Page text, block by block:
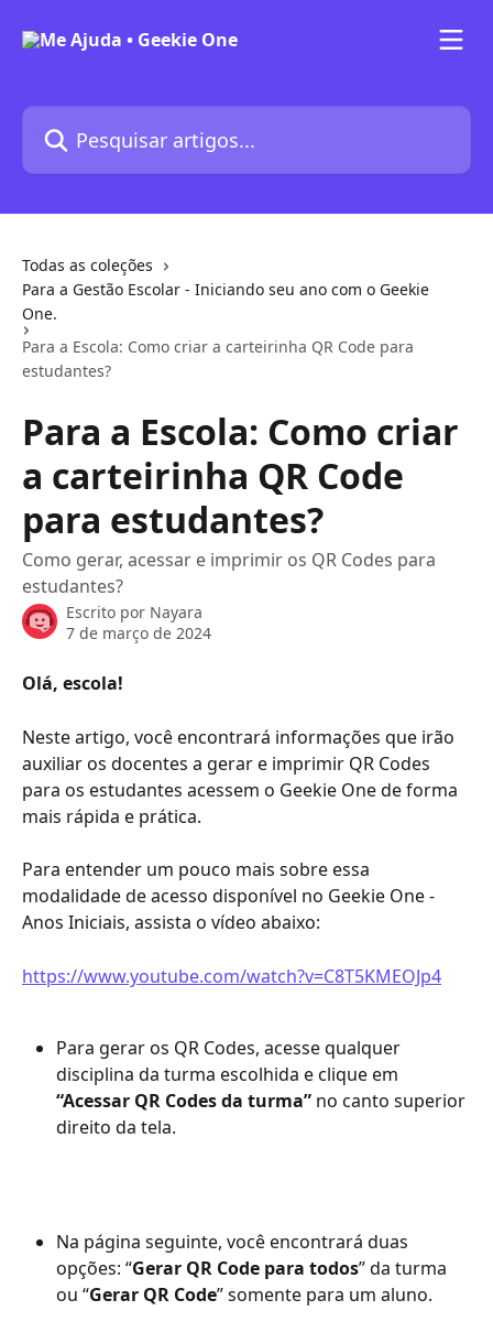
Pesquisar artigos...
Todas as coleções
Para a Gestão Escolar - Iniciando seu ano com o Geekie
One.
Para a Escola: Como criar a carteirinha QR Code para
estudantes?
Para a Escola: Como criar
a carteirinha QR Code
para estudantes?
Como gerar, acessar e imprimir os QR Codes para
estudantes?
Escrito por Nayara
7 de março de 2024
Olá, escola!
Neste artigo, você encontrará informações que irão
auxiliar os docentes a gerar e imprimir QR Codes
para os estudantes acessem o Geekie One de forma
mais rápida e prática.
Para entender um pouco mais sobre essa
modalidade de acesso disponível no Geekie One -
Anos Iniciais, assista o vídeo abaixo:
https://www.youtube.com/watch?v=C8T5KMEOJp4
Para gerar os QR Codes, acesse qualquer
disciplina da turma escolhida e clique em
“Acessar QR Codes da turma” no canto superior
direito da tela.
Na página seguinte, você encontrará duas
opções: “Gerar QR Code para todos” da turma
ou “Gerar QR Code” somente para um aluno.